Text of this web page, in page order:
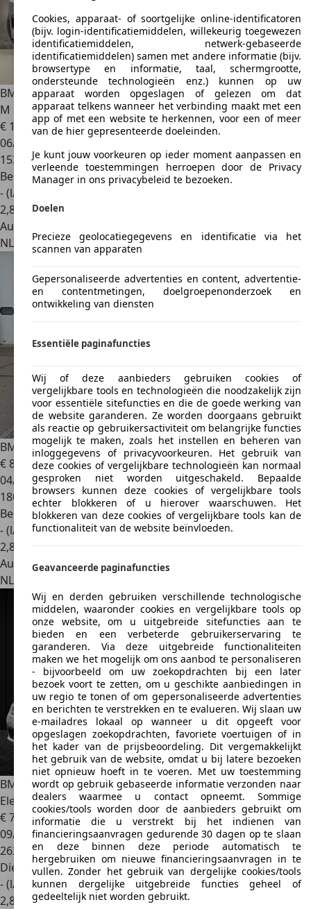
BMW 3163 Serie 316i M Sport High Executive (GROOT NAVI,
M
€ 11.745
06/2015
153.283 km
Benzine
- (l/100 km)
2,8
Autobedrijf
NL 2921 LPKrimpen Aan De Ijssel
BMW 3163-serie 316i High Executive
€ 8.725
04/2013
180.886 km
Benzine
- (l/100 km)
2,8
Autobedrijf
NL 6541 DC
BMW 3163-serie Touring 316d Corporate Lease Essential
Ele
€ 7.999
09/2015
262.030 km
Diesel
- (l/100 km)
2,8
Cookies, apparaat- of soortgelijke online-identificatoren
(bijv. login-identificatiemiddelen, willekeurig toegewezen
identificatiemiddelen, netwerk-gebaseerde
identificatiemiddelen) samen met andere informatie (bijv.
browsertype en informatie, taal, schermgrootte,
ondersteunde technologieën enz.) kunnen op uw
apparaat worden opgeslagen of gelezen om dat
apparaat telkens wanneer het verbinding maakt met een
app of met een website te herkennen, voor een of meer
van de hier gepresenteerde doeleinden.
Je kunt jouw voorkeuren op ieder moment aanpassen en
verleende toestemmingen herroepen door de Privacy
Manager in ons privacybeleid te bezoeken.
Doelen
Precieze geolocatiegegevens en identificatie via het
scannen van apparaten
Gepersonaliseerde advertenties en content, advertentie-
en contentmetingen, doelgroepenonderzoek en
ontwikkeling van diensten
Essentiële paginafuncties
Wij of deze aanbieders gebruiken cookies of
vergelijkbare tools en technologieën die noodzakelijk zijn
voor essentiële sitefuncties en die de goede werking van
de website garanderen. Ze worden doorgaans gebruikt
als reactie op gebruikersactiviteit om belangrijke functies
mogelijk te maken, zoals het instellen en beheren van
inloggegevens of privacyvoorkeuren. Het gebruik van
deze cookies of vergelijkbare technologieën kan normaal
gesproken niet worden uitgeschakeld. Bepaalde
browsers kunnen deze cookies of vergelijkbare tools
echter blokkeren of u hierover waarschuwen. Het
blokkeren van deze cookies of vergelijkbare tools kan de
functionaliteit van de website beïnvloeden.
Geavanceerde paginafuncties
Wij en derden gebruiken verschillende technologische
middelen, waaronder cookies en vergelijkbare tools op
onze website, om u uitgebreide sitefuncties aan te
bieden en een verbeterde gebruikerservaring te
garanderen. Via deze uitgebreide functionaliteiten
maken we het mogelijk om ons aanbod te personaliseren
- bijvoorbeeld om uw zoekopdrachten bij een later
bezoek voort te zetten, om u geschikte aanbiedingen in
uw regio te tonen of om gepersonaliseerde advertenties
en berichten te verstrekken en te evalueren. Wij slaan uw
e-mailadres lokaal op wanneer u dit opgeeft voor
opgeslagen zoekopdrachten, favoriete voertuigen of in
het kader van de prijsbeoordeling. Dit vergemakkelijkt
het gebruik van de website, omdat u bij latere bezoeken
niet opnieuw hoeft in te voeren. Met uw toestemming
wordt op gebruik gebaseerde informatie verzonden naar
dealers waarmee u contact opneemt. Sommige
cookies/tools worden door de aanbieders gebruikt om
informatie die u verstrekt bij het indienen van
financieringsaanvragen gedurende 30 dagen op te slaan
en deze binnen deze periode automatisch te
hergebruiken om nieuwe financieringsaanvragen in te
vullen. Zonder het gebruik van dergelijke cookies/tools
kunnen dergelijke uitgebreide functies geheel of
gedeeltelijk niet worden gebruikt.